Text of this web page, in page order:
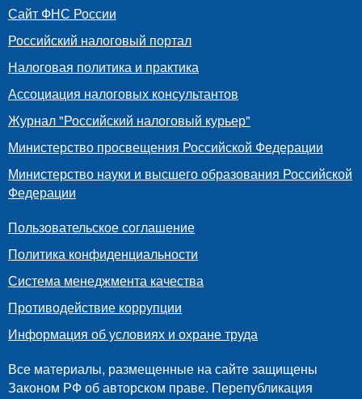
Сайт ФНС России
Российский налоговый портал
Налоговая политика и практика
Ассоциация налоговых консультантов
Журнал "Российский налоговый курьер"
Министерство просвещения Российской Федерации
Министерство науки и высшего образования Российской
Федерации
Пользовательское соглашение
Политика конфиденциальности
Система менеджмента качества
Противодействие коррупции
Информация об условиях и охране труда
Все материалы, размещенные на сайте защищены
Законом РФ об авторском праве. Перепубликация